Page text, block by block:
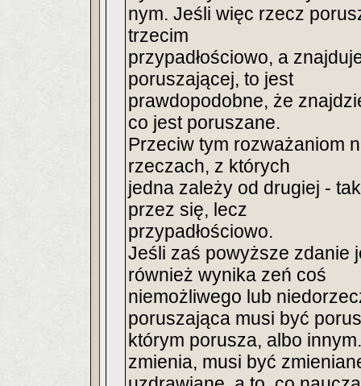
nym. Jeśli więc rzecz
trzecim
przypadłościowo, a
poruszającej, to jest
prawdopodobne, że
co jest poruszane.
Przeciw tym rozważaniom
rzeczach, z których
jedna zależy od drugiej -
przez się, lecz
przypadłościowo.
Jeśli zaś powyższe zdanie
również wynika zeń coś
niemożliwego lub
poruszająca musi być
którym porusza, albo
zmienia, musi być